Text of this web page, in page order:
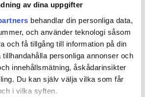
av dina uppgifter
behandlar din personliga data,
och använder teknologi såsom
och få tillgång till information på din
personliga annonser och
innehållsmätning, åskådarinsikter
Du kan själv välja vilka som får
i vilka syften.
baklänges
på